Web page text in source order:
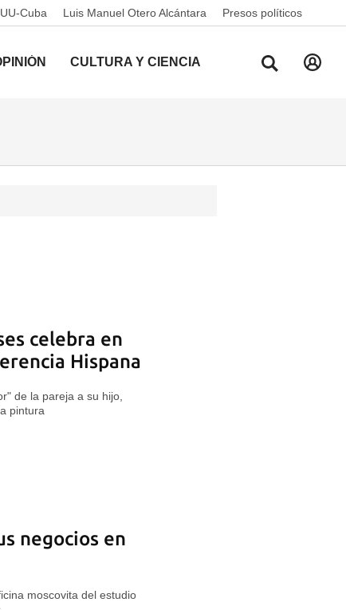
Cuba Luis Manuel Otero Alcántara Presos políticos
CULTURA Y CIENCIA
celebra en
Hispana
de la pareja a su hijo,
pintura
negocios en
moscovita del estudio